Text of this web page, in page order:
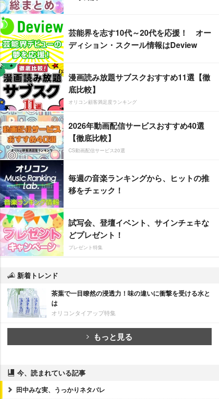
芸能界を志す10代～20代を応援！ オー
ディション・スクール情報はDeview
漫画読み放題サブスクおすすめ11選【徹
底比較】
オリコン顧客満足度ランキング
2026年動画配信サービスおすすめ40選
【徹底比較】
CS動画配信サービス20選
毎週の音楽ランキングから、ヒットの推
移をチェック！
試写会、登壇イベント、サインチェキな
どプレゼント！
プレゼント特集
新着トレンド
茶葉で一目瞭然の浸透力！味の違いに衝撃を受ける水と
は
オリコンタイアップ特集
もっと見る
今、読まれている記事
田中みな実、うっかりネタバレ